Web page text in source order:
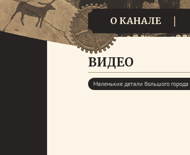
О КАНАЛЕ
ВИДЕО
Маленькие детали большого города